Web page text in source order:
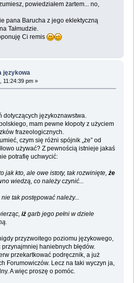
powiedziałem żartem... no,
pana Barucha z jego eklektyczną
Tałmudzie.
Ci remis
językowa
11:24:39 pm »
dotyczących językoznawstwa.
mam pewne kłopoty z użyciem
frazeologicznych.
czym się różni spójnik „że” od
używać? Z pewnością istnieje jakaś
potrafię uchwycić:
jak kto, ale owe istoty, tak rozwinięte, że
wiedzą, co należy czynić...
nie tak postępować należy...
iżgarb jego pełni w dziele
przyzwoitego poziomu językowego,
haniebnych błędów.
przekartkować podręcznik, a już
Forumowiczów. Lecz na taki wyczyn ja,
A więc proszę o pomóc.